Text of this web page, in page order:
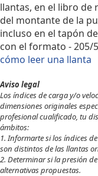
llantas, en el libro de
del montante de la
incluso en el tapón
con el formato - 205/
cómo leer una llanta
Aviso legal
Los índices de carga y/o
dimensiones originales
profesional cualificado, tu
ámbitos:
1. Informarte si los índices
son distintos de las llantas
2. Determinar si la presión
alternativas propuestas.